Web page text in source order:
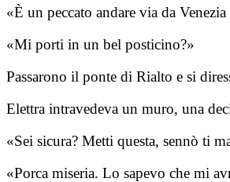
«È un peccato andare via da Venezia
«Mi porti in un bel posticino?»
Passarono il ponte di Rialto e si
Elettra intravedeva un muro, una
«Sei sicura? Metti questa, sennò ti
«Porca miseria. Lo sapevo che mi